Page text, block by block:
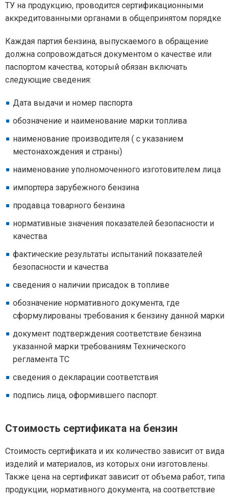
ТУ на продукцию, проводится сертификационными
аккредитованными органами в общепринятом порядке
Каждая партия бензина, выпускаемого в обращение
должна сопровождаться документом о качестве или
паспортом качества, который обязан включать
следующие сведения:
Дата выдачи и номер паспорта
обозначение и наименование марки топлива
наименование производителя ( с указанием
местонахождения и страны)
наименование уполномоченного изготовителем лица
импортера зарубежного бензина
продавца товарного бензина
нормативные значения показателей безопасности и
качества
фактические результаты испытаний показателей
безопасности и качества
сведения о наличии присадок в топливе
обозначение нормативного документа, где
сформулированы требования к бензину данной марки
документ подтверждения соответствие бензина
указанной марки требованиям Технического
регламента ТС
сведения о декларации соответствия
подпись лица, оформившего паспорт.
Стоимость сертификата на бензин
Стоимость сертификата и их количество зависит от вида
изделий и материалов, из которых они изготовлены.
Также цена на сертификат зависит от объема работ, типа
продукции, нормативного документа, на соответствие